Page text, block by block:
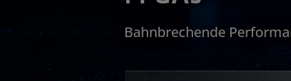
Bahnbrechende